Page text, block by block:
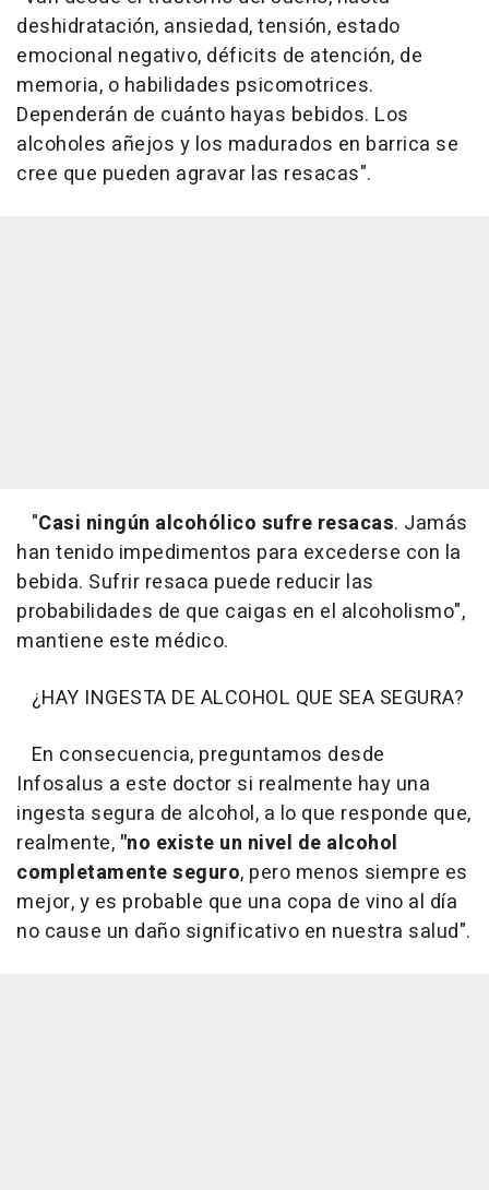
deshidratación, ansiedad, tensión, estado
emocional negativo, déficits de atención, de
memoria, o habilidades psicomotrices.
Dependerán de cuánto hayas bebidos. Los
alcoholes añejos y los madurados en barrica se
cree que pueden agravar las resacas".
"Casi ningún alcohólico sufre resacas. Jamás
han tenido impedimentos para excederse con la
bebida. Sufrir resaca puede reducir las
probabilidades de que caigas en el alcoholismo",
mantiene este médico.
¿HAY INGESTA DE ALCOHOL QUE SEA SEGURA?
En consecuencia, preguntamos desde
Infosalus a este doctor si realmente hay una
ingesta segura de alcohol, a lo que responde que,
realmente, "no existe un nivel de alcohol
completamente seguro, pero menos siempre es
mejor, y es probable que una copa de vino al día
no cause un daño significativo en nuestra salud".